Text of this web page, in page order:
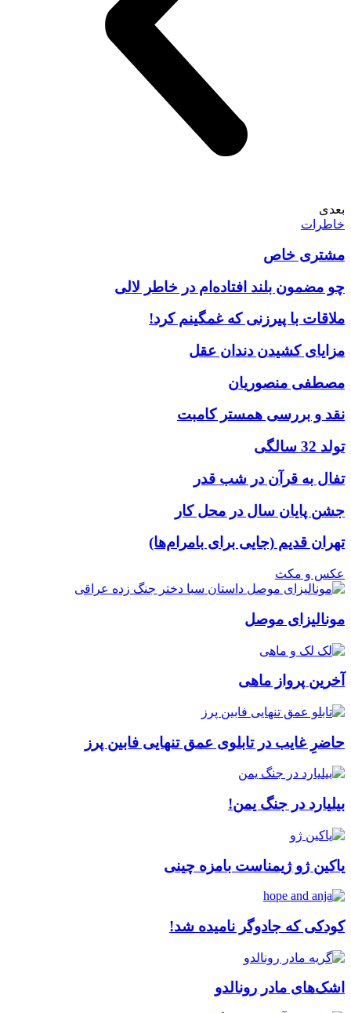
بعدی
خاطرات
مشتری خاص
چو مضمون بلند افتاده‌ام در خاطر لالی
ملاقات با پیرزنی که غمگینم کرد!
مزایای کشیدن دندان عقل
مصطفی منصوریان
نقد و بررسی همستر کامبت
تولد 32 سالگی
تفال به قرآن در شب قدر
جشن پایان سال در محل کار
تهران قدیم (جایی برای بامرام‌ها)
عکس و مکث
مونالیزای موصل
آخرین پرواز ماهی
حاضرِ غایب در تابلوی عمق تنهایی فابین پرز
بیلیارد در جنگ یمن!
یاکین ژو ژیمناست بامزه چینی
کودکی که جادوگر نامیده شد!
اشک‌های مادر رونالدو